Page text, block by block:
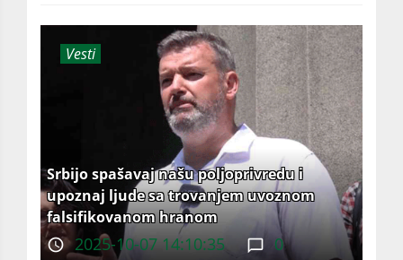
Vesti
Srbijo spašavaj našu poljoprivredu i
upoznaj ljude sa trovanjem uvoznom
falsifikovanom hranom
2025-10-07 14:10:35 0